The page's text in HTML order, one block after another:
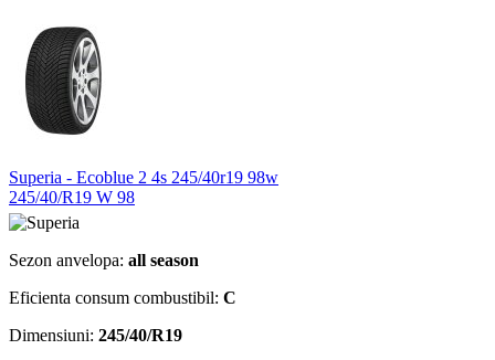
Superia - Ecoblue 2 4s 245/40r19 98w
245/40/R19 W 98
Sezon anvelopa: all season
Eficienta consum combustibil: C
Dimensiuni: 245/40/R19